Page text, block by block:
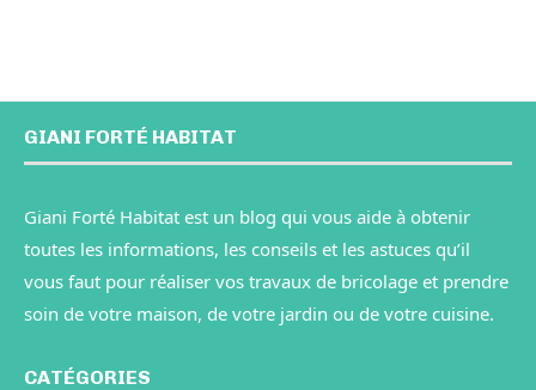
GIANI FORTÉ HABITAT
Giani Forté Habitat est un blog qui vous aide à obtenir
toutes les informations, les conseils et les astuces qu’il
vous faut pour réaliser vos travaux de bricolage et prendre
soin de votre maison, de votre jardin ou de votre cuisine.
CATÉGORIES